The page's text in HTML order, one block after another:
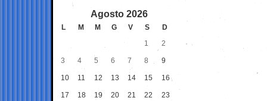
Agosto 2026
L M M G V S
D
1
2
3 4 5 6 7 8 9
10 11 12 13 14 15 16
17 18 19 20 21 22 23